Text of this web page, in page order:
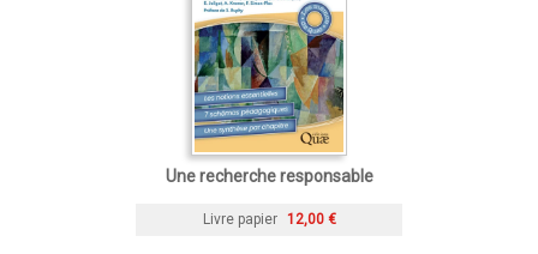
Une recherche responsable
Livre papier 12,00 €